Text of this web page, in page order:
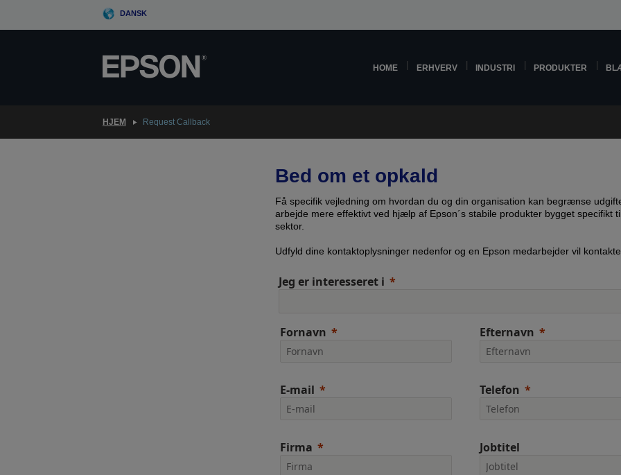
DANSK
HOME ERHVERV INDUSTRI PRODUKTER
HJEM Request Callback
Bed om et opkald
Få specifik vejledning om hvordan du og din organisation kan begrænse
arbejde mere effektivt ved hjælp af Epson´s stabile produkter bygget specifikt
sektor.
Udfyld dine kontaktoplysninger nedenfor og en Epson medarbejder vil
Jeg er interesseret i
Fornavn Efternavn
E-mail Telefon
Firma Jobtitel